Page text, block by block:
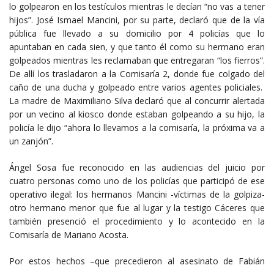
lo golpearon en los testículos mientras le decían “no vas a tener
hijos”. José Ismael Mancini, por su parte, declaró que de la vía
pública fue llevado a su domicilio por 4 policías que lo
apuntaban en cada sien, y que tanto él como su hermano eran
golpeados mientras les reclamaban que entregaran “los fierros”.
De allí los trasladaron a la Comisaría 2, donde fue colgado del
caño de una ducha y golpeado entre varios agentes policiales.
La madre de Maximiliano Silva declaró que al concurrir alertada
por un vecino al kiosco donde estaban golpeando a su hijo, la
policía le dijo “ahora lo llevamos a la comisaría, la próxima va a
un zanjón”.
Ángel Sosa fue reconocido en las audiencias del juicio por
cuatro personas como uno de los policías que participó de ese
operativo ilegal: los hermanos Mancini -víctimas de la golpiza-
otro hermano menor que fue al lugar y la testigo Cáceres que
también presenció el procedimiento y lo acontecido en la
Comisaría de Mariano Acosta.
Por estos hechos –que precedieron al asesinato de Fabián